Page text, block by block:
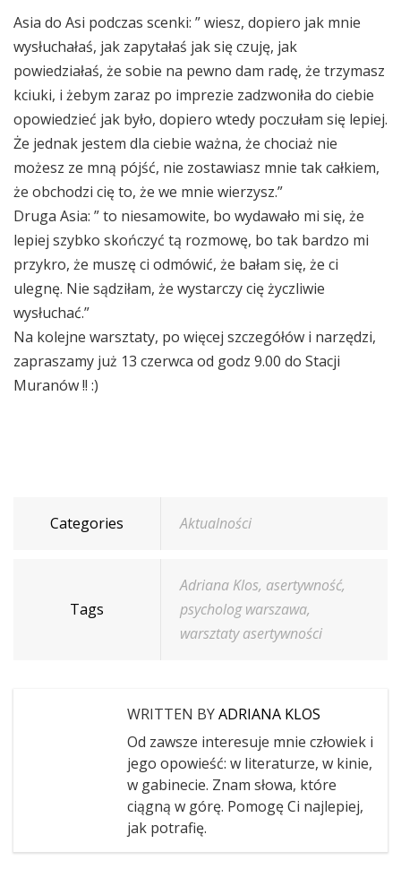
Asia do Asi podczas scenki: ” wiesz, dopiero jak mnie
wysłuchałaś, jak zapytałaś jak się czuję, jak
powiedziałaś, że sobie na pewno dam radę, że trzymasz
kciuki, i żebym zaraz po imprezie zadzwoniła do ciebie
opowiedzieć jak było, dopiero wtedy poczułam się lepiej.
Że jednak jestem dla ciebie ważna, że chociaż nie
możesz ze mną pójść, nie zostawiasz mnie tak całkiem,
że obchodzi cię to, że we mnie wierzysz.”
Druga Asia: ” to niesamowite, bo wydawało mi się, że
lepiej szybko skończyć tą rozmowę, bo tak bardzo mi
przykro, że muszę ci odmówić, że bałam się, że ci
ulegnę. Nie sądziłam, że wystarczy cię życzliwie
wysłuchać.”
Na kolejne warsztaty, po więcej szczegółów i narzędzi,
zapraszamy już 13 czerwca od godz 9.00 do Stacji
Muranów !! :)
Categories Aktualności
Tags
Adriana Klos, asertywność,
psycholog warszawa,
warsztaty asertywności
WRITTEN BYADRIANA KLOS
Od zawsze interesuje mnie człowiek i
jego opowieść: w literaturze, w kinie,
w gabinecie. Znam słowa, które
ciągną w górę. Pomogę Ci najlepiej,
jak potrafię.